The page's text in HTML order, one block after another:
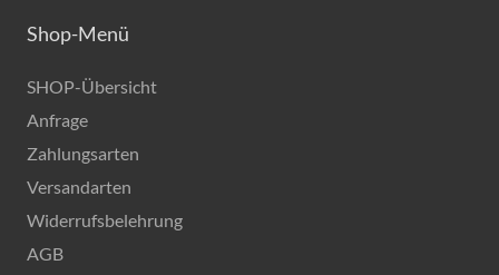
Shop-Menü
SHOP-Übersicht
Anfrage
Zahlungsarten
Versandarten
Widerrufsbelehrung
AGB